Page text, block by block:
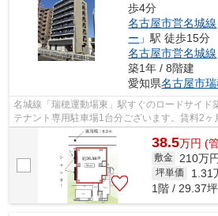
歩4分
名古屋市営名城線
ー 」駅 徒歩15分
名古屋市営名城線
築1年 / 8階建
愛知県名古屋市
名城線「瑞穂運動場東」駅すぐのロードサイド
テナント専用駐車場1台分ございます。賃料2ヶ
38.5万円 (
敷金 210万円
坪単価 1.31
1階 / 29.37